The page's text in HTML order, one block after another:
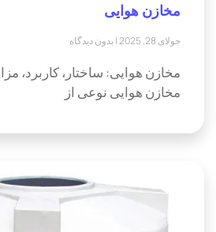
مخازن هوایی
جولای 28, 2025 بدون دیدگاه
مخازن هوایی: ساختار، کاربرد،
مخازن هوایی نوعی از